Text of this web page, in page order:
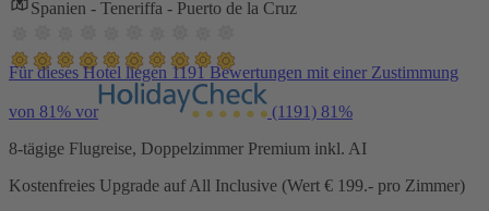
Spanien - Teneriffa - Puerto de la Cruz
Für dieses Hotel liegen 1191 Bewertungen mit einer Zustimmung
von 81% vor (1191) 81%
8-tägige Flugreise, Doppelzimmer Premium inkl. AI
Kostenfreies Upgrade auf All Inclusive (Wert € 199.- pro Zimmer)